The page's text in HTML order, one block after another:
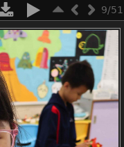
9/51